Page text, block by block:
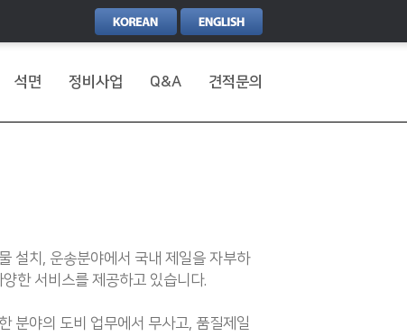
견적문의
Q&A
정비사업
석면
설치, 운송분야에서 국내 제일을 자부하
한 서비스를 제공하고 있습니다.
분야의 도비 업무에서 무사고, 품질제일